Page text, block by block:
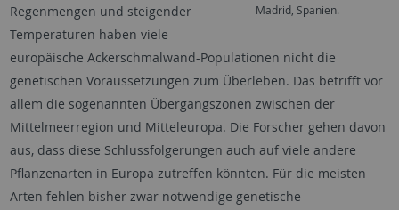
Madrid, Spanien.
Regenmengen und steigender
Temperaturen haben viele
europäische Ackerschmalwand-Populationen nicht die
genetischen Voraussetzungen zum Überleben. Das betrifft vor
allem die sogenannten Übergangszonen zwischen der
Mittelmeerregion und Mitteleuropa. Die Forscher gehen davon
aus, dass diese Schlussfolgerungen auch auf viele andere
Pflanzenarten in Europa zutreffen könnten. Für die meisten
Arten fehlen bisher zwar notwendige genetische